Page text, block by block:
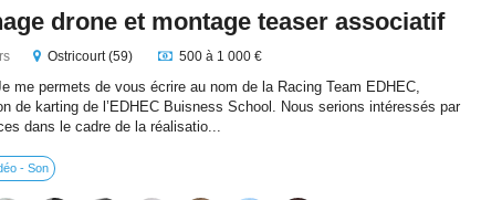
drone et montage teaser associatif
Ostricourt (59) 500 à 1 000 €
me permets de vous écrire au nom de la Racing Team EDHEC,
de karting de l’EDHEC Buisness School. Nous serions intéressés par
dans le cadre de la réalisatio...
- Son